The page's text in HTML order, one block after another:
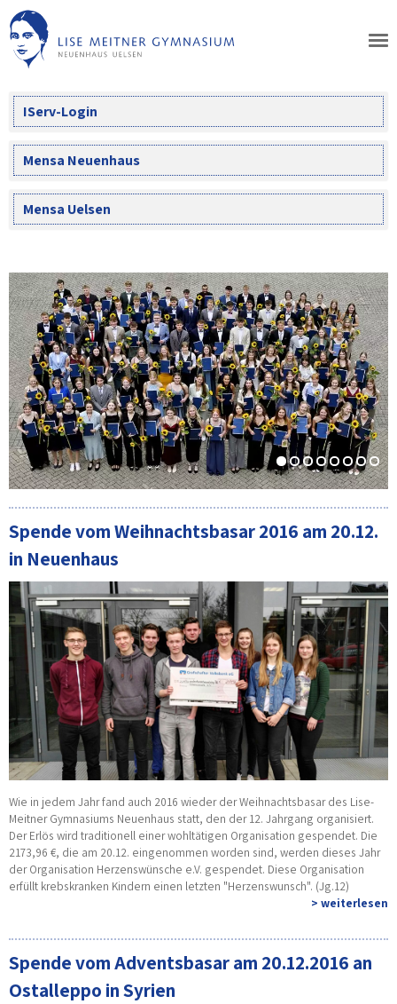
Skip
to
content
IServ-Login
Mensa Neuenhaus
Mensa Uelsen
Spende vom Weihnachtsbasar 2016 am 20.12.
in Neuenhaus
Wie in jedem Jahr fand auch 2016 wieder der Weihnachtsbasar des Lise-
Meitner Gymnasiums Neuenhaus statt, den der 12. Jahrgang organisiert.
Der Erlös wird traditionell einer wohltätigen Organisation gespendet. Die
2173,96 €, die am 20.12. eingenommen worden sind, werden dieses Jahr
der Organisation Herzenswünsche e.V. gespendet. Diese Organisation
erfüllt krebskranken Kindern einen letzten "Herzenswunsch". (Jg.12)
> weiterlesen
Spende vom Adventsbasar am 20.12.2016 an
Ostalleppo in Syrien